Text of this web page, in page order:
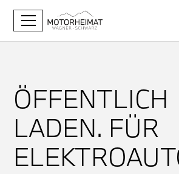
ÖFFENTLICH
LADEN. FÜR